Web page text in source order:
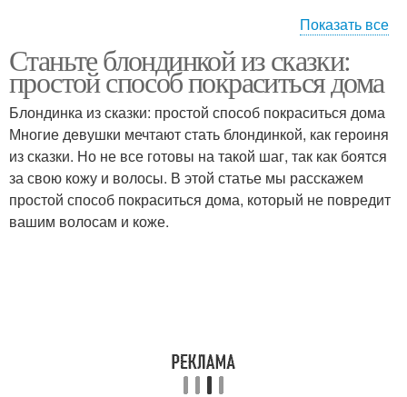
Волос к окрашиванию Осветлители для волос
Профессиональный
осветлитель
Магазинные
осветлители
Волосы без желтизны
Показать все
Станьте блондинкой из сказки:
простой способ покраситься дома
Блондинка из сказки: простой способ покраситься дома
Многие девушки мечтают стать блондинкой, как героиня
из сказки. Но не все готовы на такой шаг, так как боятся
за свою кожу и волосы. В этой статье мы расскажем
простой способ покраситься дома, который не повредит
вашим волосам и коже.